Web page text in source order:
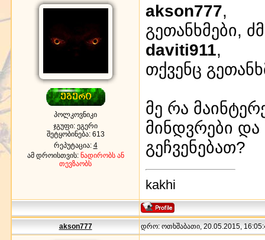
პოლკოვნიკი
ჯგუფი: ეგერი
შეტყობინება: 613
რეპუტაცია: 4
ამ დროისთვის: ნადირობს ან
თევზაობს
akson777,
გეთანხმები,
daviti911,
თქვენც
მე რა
მინდვრები
გეჩვენებათ?
kakhi
akson777 დრო: ოთხშაბათი, 20.05.2015,